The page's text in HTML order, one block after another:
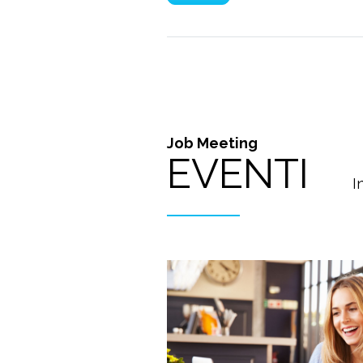
Job Meeting
EVENTI